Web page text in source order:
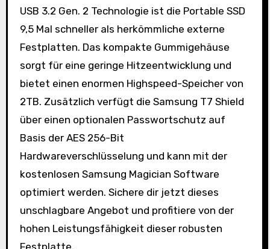
USB 3.2 Gen. 2 Technologie ist die Portable SSD
9,5 Mal schneller als herkömmliche externe
Festplatten. Das kompakte Gummigehäuse
sorgt für eine geringe Hitzeentwicklung und
bietet einen enormen Highspeed-Speicher von
2TB. Zusätzlich verfügt die Samsung T7 Shield
über einen optionalen Passwortschutz auf
Basis der AES 256-Bit
Hardwareverschlüsselung und kann mit der
kostenlosen Samsung Magician Software
optimiert werden. Sichere dir jetzt dieses
unschlagbare Angebot und profitiere von der
hohen Leistungsfähigkeit dieser robusten
Festplatte.